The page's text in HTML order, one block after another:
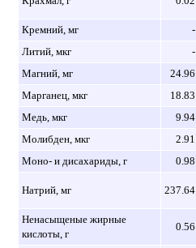
Кремний, мг
-
Литий, мкг
-
Магний, мг
24.96
Марганец, мкг
18.83
Медь, мкг
9.94
Молибден, мкг
2.91
Моно- и дисахариды, г
0.98
Натрий, мг 237.64
Ненасыщеные жирные
кислоты, г
0.56